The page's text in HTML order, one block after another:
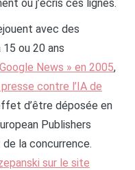
où j’écris ces lignes.
avec des
ou 20 ans
News » en 2005,
contre l’IA de
d’être déposée en
Publishers
de la concurrence.
sur le site